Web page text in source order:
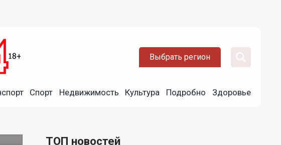
Выбрать регион
Спорт Недвижимость Культура Подробно Здоровье
ТОП новостей